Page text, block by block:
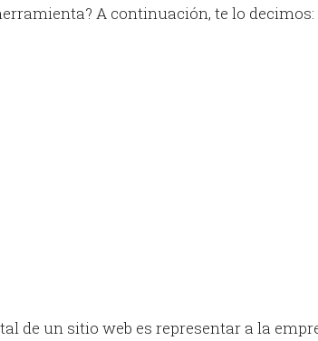
A continuación, te lo decimos:
de un sitio web es representar a la